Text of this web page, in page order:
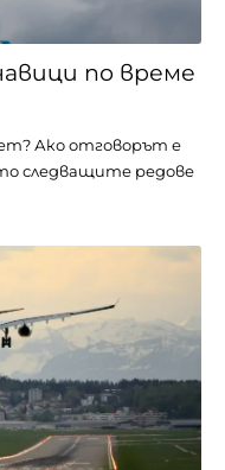
по време
Ако отговорът е
следващите редове